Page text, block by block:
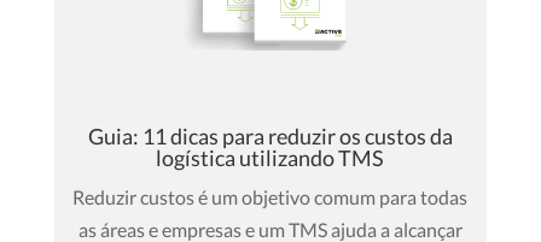
Guia: 11 dicas para reduzir os custos da
logística utilizando TMS
Reduzir custos é um objetivo comum para todas
as áreas e empresas e um TMS ajuda a alcançar